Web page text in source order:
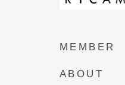
MEMBER
ABOUT